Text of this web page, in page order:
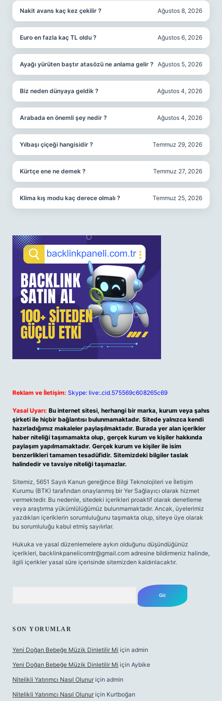
Nakit avans kaç kez çekilir ? Ağustos 8, 2026
Euro en fazla kaç TL oldu ? Ağustos 6, 2026
Ayağı yürüten baştır atasözü ne anlama gelir ? Ağustos 5, 2026
Biz neden dünyaya geldik ? Ağustos 4, 2026
Arabada en önemli şey nedir ? Ağustos 4, 2026
Yılbaşı çiçeği hangisidir ? Temmuz 29, 2026
Kürtçe ene ne demek ? Temmuz 27, 2026
Klima kış modu kaç derece olmalı ? Temmuz 25, 2026
Reklam ve İletişim: Skype: live:.cid.575569c608265c69
Yasal Uyarı: Bu internet sitesi, herhangi bir marka, kurum veya şahıs
şirketi ile hiçbir bağlantısı bulunmamaktadır. Sitede yalnızca kendi
hazırladığımız makaleler paylaşılmaktadır. Burada yer alan içerikler
haber niteliği taşımamakta olup, gerçek kurum ve kişiler hakkında
paylaşım yapılmamaktadır. Gerçek kurum ve kişiler ile isim
benzerlikleri tamamen tesadüfidir. Sitemizdeki bilgiler taslak
halindedir ve tavsiye niteliği taşımazlar.
Sitemiz, 5651 Sayılı Kanun gereğince Bilgi Teknolojileri ve İletişim
Kurumu (BTK) tarafından onaylanmış bir Yer Sağlayıcı olarak hizmet
vermektedir. Bu nedenle, sitedeki içerikleri proaktif olarak denetleme
veya araştırma yükümlülüğümüz bulunmamaktadır. Ancak, üyelerimiz
yazdıkları içeriklerin sorumluluğunu taşımakta olup, siteye üye olarak
bu sorumluluğu kabul etmiş sayılırlar.
Hukuka ve yasal düzenlemelere aykırı olduğunu düşündüğünüz
içerikleri, backlinkpanelicomtr@gmail.com adresine bildirmeniz halinde,
ilgili içerikler yasal süre içerisinde sitemizden kaldırılacaktır.
SON YORUMLAR
Yeni Doğan Bebeğe Müzik Dinletilir Mi için admin
Yeni Doğan Bebeğe Müzik Dinletilir Mi için Aybike
Nitelikli Yatırımcı Nasıl Olunur için admin
Nitelikli Yatırımcı Nasıl Olunur için Kurtboğan